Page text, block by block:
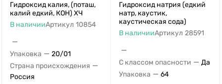
Гидроксид калия, (поташ,
калий едкий, КОН) ХЧ
В наличииАртикул 10854
—
Упаковка — 20/01
Страна происхождения —
Россия
Гидроксид натрия (едкий
натр, каустик,
каустическая сода)
В наличииАртикул 28591
—
С классом опасности — Да
Упаковка — 64